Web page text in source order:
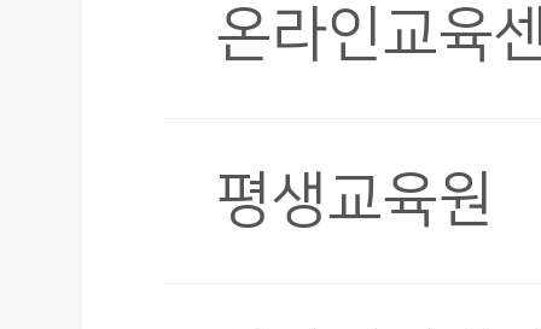
온라인교육
평생교육원